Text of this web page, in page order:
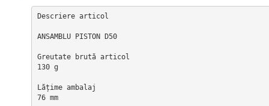
Toba Portata Aluminiu
Gheara Doborare
Maner de Pila
Aparat de spalat cu presiune
Descriere articol
ANSAMBLU PISTON D50
Greutate brută articol
130 g
Lățime ambalaj
76 mm